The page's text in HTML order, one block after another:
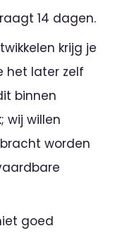
14 dagen.
krijg je
het later zelf
binnen
wij willen
worden
goed